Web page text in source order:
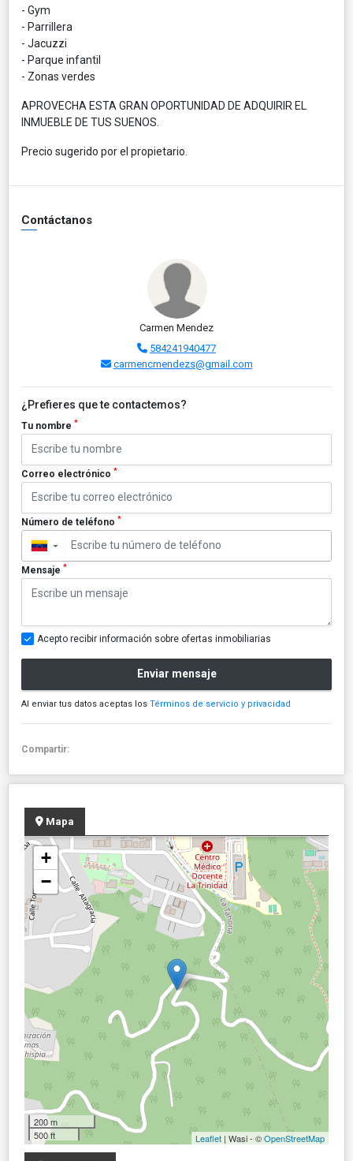
- Gym
- Parrillera
- Jacuzzi
- Parque infantil
- Zonas verdes
APROVECHA ESTA GRAN OPORTUNIDAD DE ADQUIRIR EL
INMUEBLE DE TUS SUENOS.
Precio sugerido por el propietario.
Contáctanos
Carmen Mendez
584241940477
carmencmendezs@gmail.com
¿Prefieres que te contactemos?
Tu nombre *
Correo electrónico *
Número de teléfono *
▼
Mensaje *
Acepto recibir información sobre ofertas inmobiliarias
Enviar mensaje
Al enviar tus datos aceptas los Términos de servicio y privacidad
Compartir:
Mapa
+
−
200 m
500 ft
Leaflet | Wasi - ©OpenStreetMap